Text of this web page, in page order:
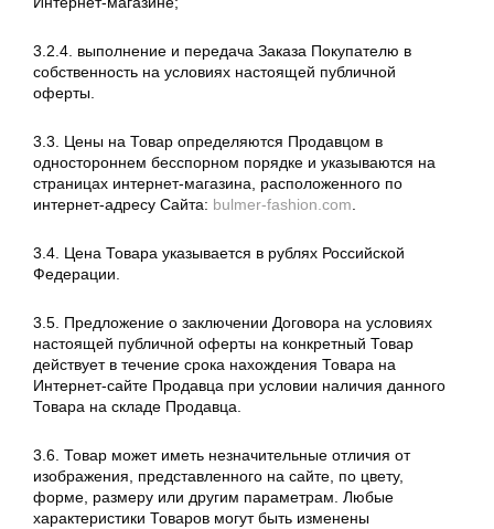
3.2.4. выполнение и передача Заказа Покупателю в
собственность на условиях настоящей публичной
оферты.
3.3. Цены на Товар определяются Продавцом в
одностороннем бесспорном порядке и указываются на
страницах интернет-магазина, расположенного по
интернет-адресу Сайта: bulmer-fashion.com
3.4. Цена Товара указывается в рублях Российской
Федерации.
3.5. Предложение о заключении Договора на условиях
настоящей публичной оферты на конкретный Товар
действует в течение срока нахождения Товара на
Интернет-сайте Продавца при условии наличия данного
Товара на складе Продавца.
3.6. Товар может иметь незначительные отличия от
изображения, представленного на сайте, по цвету,
форме, размеру или другим параметрам. Любые
характеристики Товаров могут быть изменены